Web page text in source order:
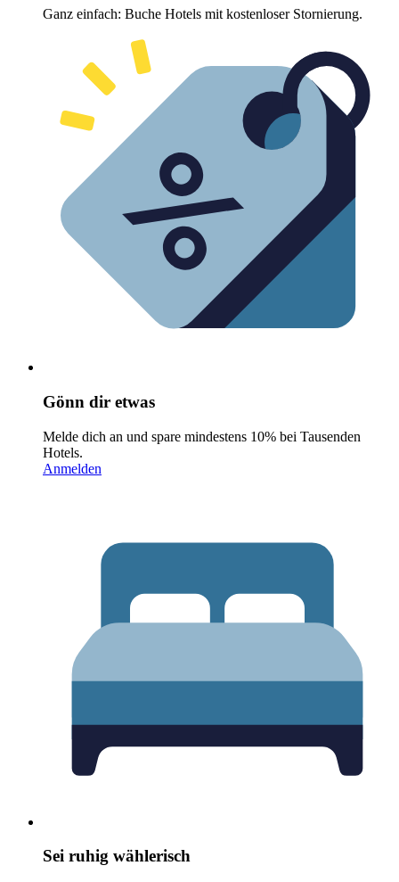
Ganz einfach: Buche Hotels mit kostenloser Stornierung.
Gönn dir etwas
Melde dich an und spare mindestens 10% bei Tausenden
Hotels.
Anmelden
Sei ruhig wählerisch